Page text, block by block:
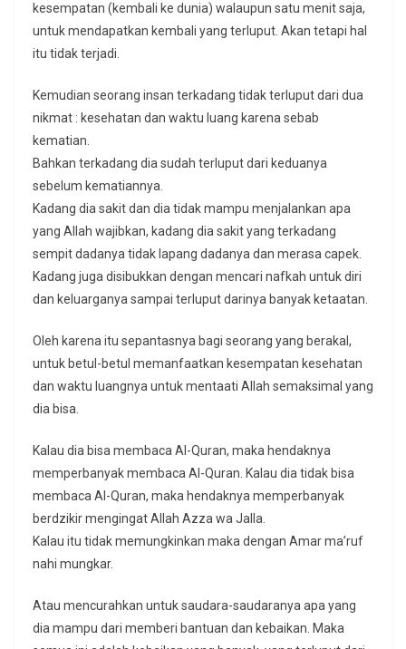
kesempatan (kembali ke dunia) walaupun satu menit saja,
untuk mendapatkan kembali yang terluput. Akan tetapi hal
itu tidak terjadi.
Kemudian seorang insan terkadang tidak terluput dari dua
nikmat : kesehatan dan waktu luang karena sebab
kematian.
Bahkan terkadang dia sudah terluput dari keduanya
sebelum kematiannya.
Kadang dia sakit dan dia tidak mampu menjalankan apa
yang Allah wajibkan, kadang dia sakit yang terkadang
sempit dadanya tidak lapang dadanya dan merasa capek.
Kadang juga disibukkan dengan mencari nafkah untuk diri
dan keluarganya sampai terluput darinya banyak ketaatan.
Oleh karena itu sepantasnya bagi seorang yang berakal,
untuk betul-betul memanfaatkan kesempatan kesehatan
dan waktu luangnya untuk mentaati Allah semaksimal yang
dia bisa.
Kalau dia bisa membaca Al-Quran, maka hendaknya
memperbanyak membaca Al-Quran. Kalau dia tidak bisa
membaca Al-Quran, maka hendaknya memperbanyak
berdzikir mengingat Allah Azza wa Jalla.
Kalau itu tidak memungkinkan maka dengan Amar ma’ruf
nahi mungkar.
Atau mencurahkan untuk saudara-saudaranya apa yang
dia mampu dari memberi bantuan dan kebaikan. Maka